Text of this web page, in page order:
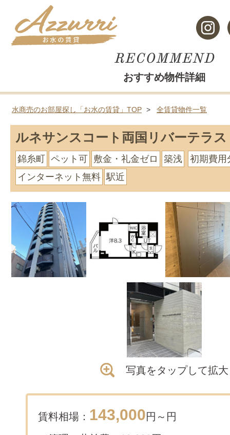
おすすめ物件詳細
水商売のお部屋探し「お水の賃貸」TOP 全賃貸物件一覧
ルネサンスコート両国リバーテラス
錦糸町 ペット可 敷金・礼金ゼロ 築浅
初期費用
インターネット無料 駅近
写真をタップして拡大
賃料相場： 143,000円～ 円